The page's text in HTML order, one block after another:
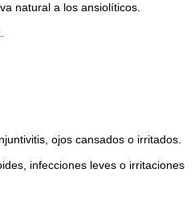
natural a los ansiolíticos.
ojos cansados o irritados.
infecciones leves o irritaciones